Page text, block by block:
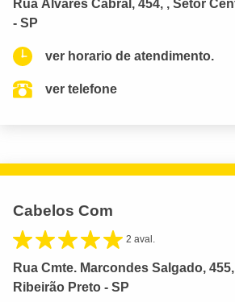
Rua Álvares Cabral, 454, , Setor
- SP
ver horario de atendimento.
ver telefone
Cabelos Com
2 aval.
Rua Cmte. Marcondes Salgado,
Ribeirão Preto - SP